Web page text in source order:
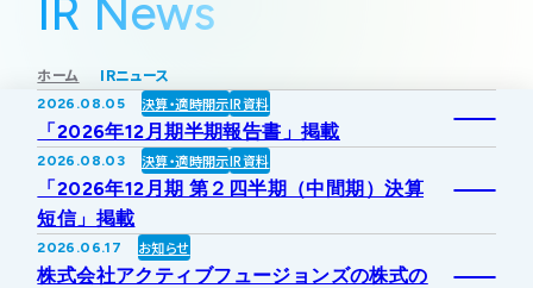
会社概要
代表挨拶
沿革
事業所・アクセス
事業紹介
事業一覧
上水道
下水道
IR情報
IRトップ
株式・株主情報
新着情報
採用情報
IR News
ホーム IRニュース
2026.08.05 決算・適時開示IR資料
「2026年12月期半期報告書」掲載
2026.08.03 決算・適時開示IR資料
「2026年12月期 第２四半期（中間期）決算
短信」掲載
2026.06.17 お知らせ
株式会社アクティブフュージョンズの株式の